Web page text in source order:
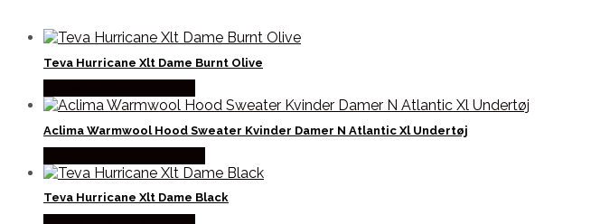
Teva Hurricane Xlt Dame Burnt Olive
Aclima Warmwool Hood Sweater Kvinder Damer N Atlantic Xl Undertøj
Teva Hurricane Xlt Dame Black